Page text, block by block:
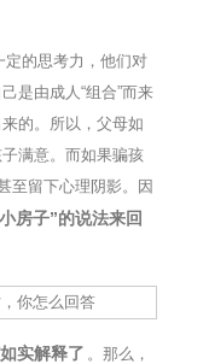
定的思考力，他们对
是由成人“组合”而来
的。所以，父母如
满意。而如果骗孩
至留下心理阴影。因
房子”的说法来回
实解释了 。那么，